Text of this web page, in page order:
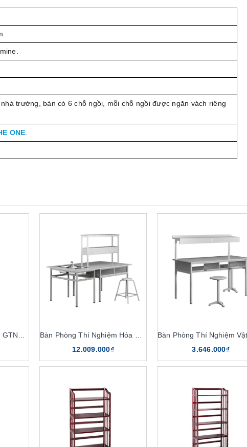
trường, bàn có 6 chỗ ngồi, mỗi chỗ ngồi được ngăn vách riêng
ONE.
Ghế Phòng Thí Nghiệm GTN101
Bàn Phòng Thí Nghiệm Hóa Sinh BTN102
12.009.000₫
3.646.000₫